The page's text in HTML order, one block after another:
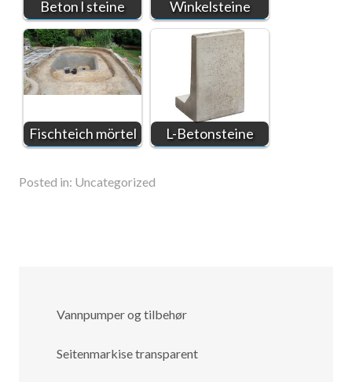
Beton l steine Winkelsteine
Fischteich mörtel L-Betonsteine
Posted in: Uncategorized
Vannpumper og tilbehør
Seitenmarkise transparent